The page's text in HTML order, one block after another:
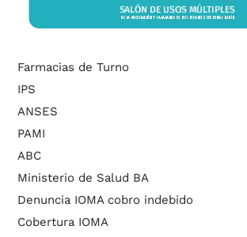
Farmacias de Turno
IPS
ANSES
PAMI
ABC
Ministerio de Salud BA
Denuncia IOMA cobro indebido
Cobertura IOMA